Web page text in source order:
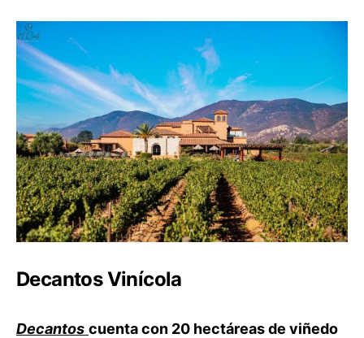
Decantos Vinícola
Decantos cuenta con 20 hectáreas de viñedo